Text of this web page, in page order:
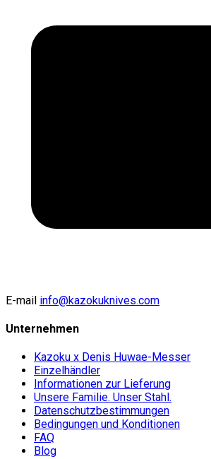
E-mail info@kazokuknives.com
Unternehmen
Kazoku x Denis Huwae-Messer
Einzelhändler
Informationen zur Lieferung
Unsere Familie. Unser Stahl.
Datenschutzbestimmungen
Bedingungen und Konditionen
FAQ
Blog